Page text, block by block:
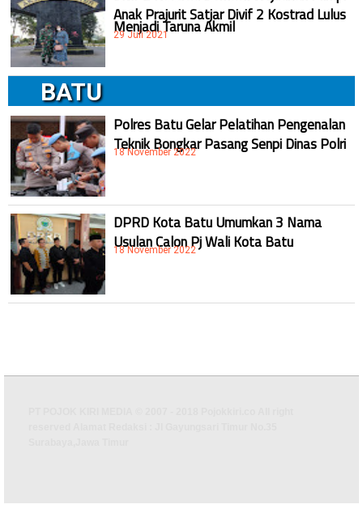
Anak Prajurit Satjar Divif 2 Kostrad Lulus
Menjadi Taruna Akmil
29 Juli 2021
BATU
Polres Batu Gelar Pelatihan Pengenalan
Teknik Bongkar Pasang Senpi Dinas Polri
18 November 2022
DPRD Kota Batu Umumkan 3 Nama
Usulan Calon Pj Wali Kota Batu
18 November 2022